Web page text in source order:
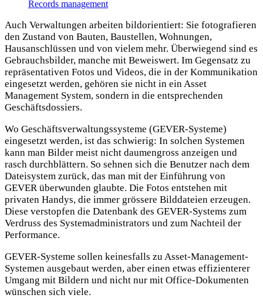
Records management
Auch Verwaltungen arbeiten bildorientiert: Sie fotografieren
den Zustand von Bauten, Baustellen, Wohnungen,
Hausanschlüssen und von vielem mehr. Überwiegend sind es
Gebrauchsbilder, manche mit Beweiswert. Im Gegensatz zu
repräsentativen Fotos und Videos, die in der Kommunikation
eingesetzt werden, gehören sie nicht in ein Asset
Management System, sondern in die entsprechenden
Geschäftsdossiers.
Wo Geschäftsverwaltungssysteme (GEVER-Systeme)
eingesetzt werden, ist das schwierig: In solchen Systemen
kann man Bilder meist nicht daumengross anzeigen und
rasch durchblättern. So sehnen sich die Benutzer nach dem
Dateisystem zurück, das man mit der Einführung von
GEVER überwunden glaubte. Die Fotos entstehen mit
privaten Handys, die immer grössere Bilddateien erzeugen.
Diese verstopfen die Datenbank des GEVER-Systems zum
Verdruss des Systemadministrators und zum Nachteil der
Performance.
GEVER-Systeme sollen keinesfalls zu Asset-Management-
Systemen ausgebaut werden, aber einen etwas effizienterer
Umgang mit Bildern und nicht nur mit Office-Dokumenten
wünschen sich viele.